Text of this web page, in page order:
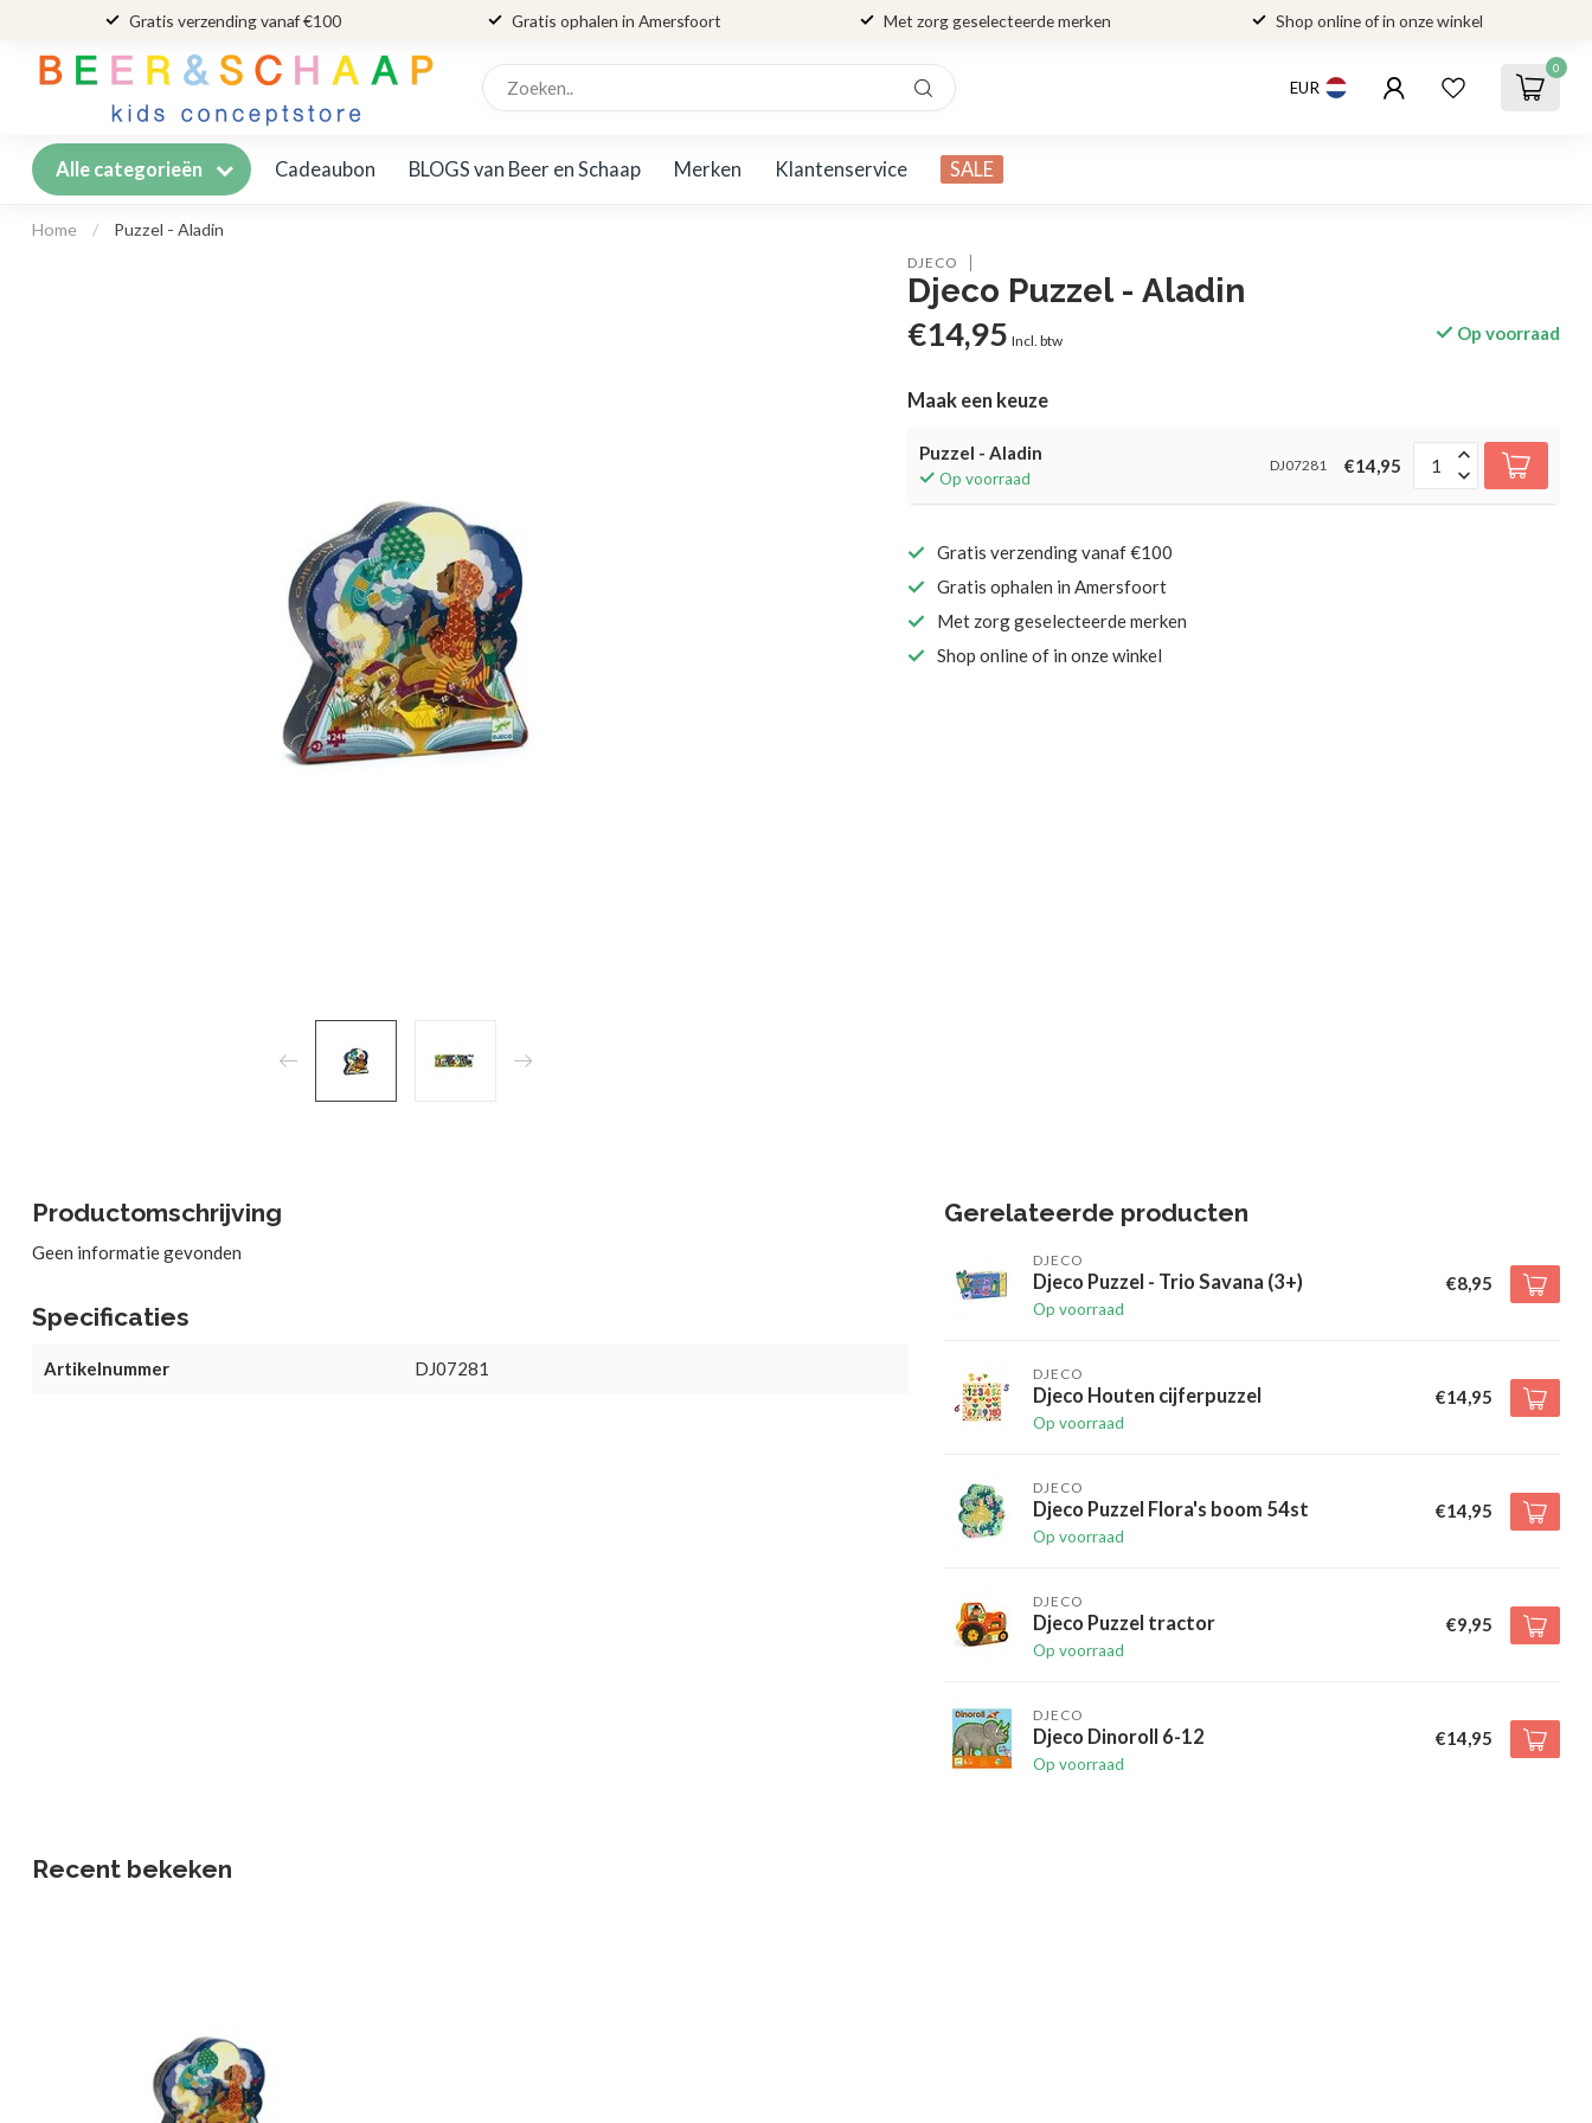
Gratis verzending vanaf €100 Gratis ophalen in Amersfoort Met zorg geselecteerde merken Shop online of in onze winkel
EUR
0
Alle categorieën Cadeaubon BLOGS van Beer en Schaap Merken Klantenservice SALE
Home / Puzzel - Aladin
DJECO
Djeco Puzzel - Aladin
€14,95 Incl. btw Op voorraad
Maak een keuze
Puzzel - Aladin
Op voorraad
DJ07281 €14,95
Gratis verzending vanaf €100
Gratis ophalen in Amersfoort
Met zorg geselecteerde merken
Shop online of in onze winkel
Productomschrijving
Geen informatie gevonden
Specificaties
Artikelnummer DJ07281
Gerelateerde producten
DJECO
Djeco Puzzel - Trio Savana (3+)
Op voorraad
€8,95
DJECO
Djeco Houten cijferpuzzel
Op voorraad
€14,95
DJECO
Djeco Puzzel Flora's boom 54st
Op voorraad
€14,95
DJECO
Djeco Puzzel tractor
Op voorraad
€9,95
DJECO
Djeco Dinoroll 6-12
Op voorraad
€14,95
Recent bekeken